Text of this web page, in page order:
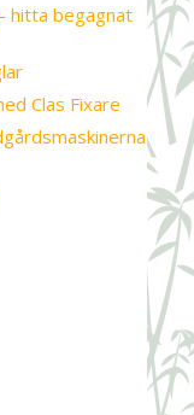
hitta begagnat
Clas Fixare